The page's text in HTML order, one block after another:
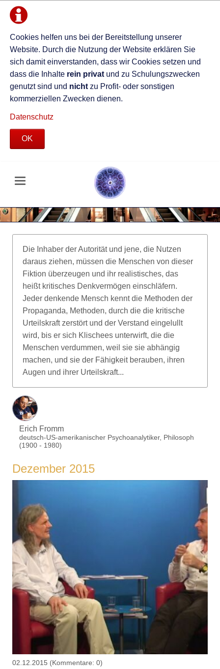
Cookies helfen uns bei der Bereitstellung unserer
Website. Durch die Nutzung der Website erklären Sie
sich damit einverstanden, dass wir Cookies setzen und
dass die Inhalte rein privat und zu Schulungszwecken
genutzt sind und nicht zu Profit- oder sonstigen
kommerziellen Zwecken dienen.
Datenschutz
OK
Die Inhaber der Autorität und jene, die Nutzen
daraus ziehen, müssen die Menschen von dieser
Fiktion überzeugen und ihr realistisches, das
heißt kritisches Denkvermögen einschläfern.
Jeder denkende Mensch kennt die Methoden der
Propaganda, Methoden, durch die die kritische
Urteilskraft zerstört und der Verstand eingelullt
wird, bis er sich Klischees unterwirft, die die
Menschen verdummen, weil sie sie abhängig
machen, und sie der Fähigkeit berauben, ihren
Augen und ihrer Urteilskraft...
Erich Fromm
deutsch-US-amerikanischer Psychoanalytiker, Philosoph
(1900 - 1980)
Dezember 2015
02.12.2015 (Kommentare: 0)